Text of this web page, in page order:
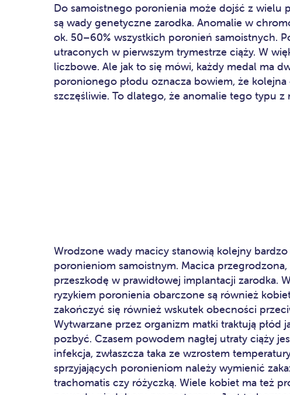
Do samoistnego poronienia może dojść z wielu
są wady genetyczne zarodka. Anomalie w
ok. 50–60% wszystkich poronień samoistnych.
utraconych w pierwszym trymestrze ciąży. W
liczbowe. Ale jak to się mówi, każdy medal ma
poronionego płodu oznacza bowiem, że kolejna
szczęśliwie. To dlatego, że anomalie tego typu z
Wrodzone wady macicy stanowią kolejny
poronieniom samoistnym. Macica
przeszkodę w prawidłowej implantacji zarodka.
ryzykiem poronienia obarczone są również
zakończyć się również wskutek obecności
Wytwarzane przez organizm matki traktują płód
pozbyć. Czasem powodem nagłej utraty ciąży
infekcja, zwłaszcza taka ze wzrostem
sprzyjających poronieniom należy wymienić
trachomatis czy różyczką. Wiele kobiet ma też